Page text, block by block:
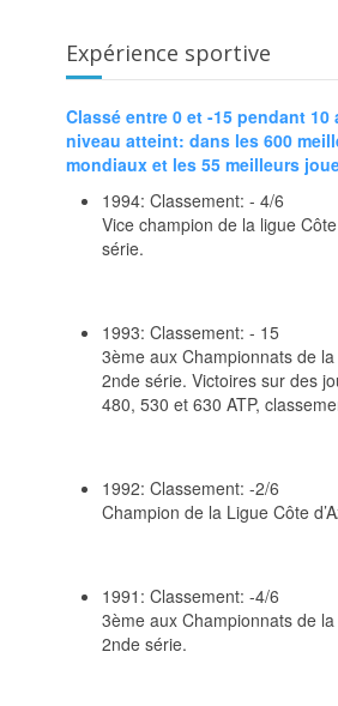
Expérience sportive
Classé entre 0 et -15 pendant 10
niveau atteint: dans les 600
mondiaux et les 55 meilleurs
1994: Classement: - 4/6
Vice champion de la ligue
série.
1993: Classement: - 15
3ème aux Championnats de la
2nde série. Victoires sur des
480, 530 et 630 ATP,
1992: Classement: -2/6
Champion de la Ligue Côte
1991: Classement: -4/6
3ème aux Championnats de la
2nde série.